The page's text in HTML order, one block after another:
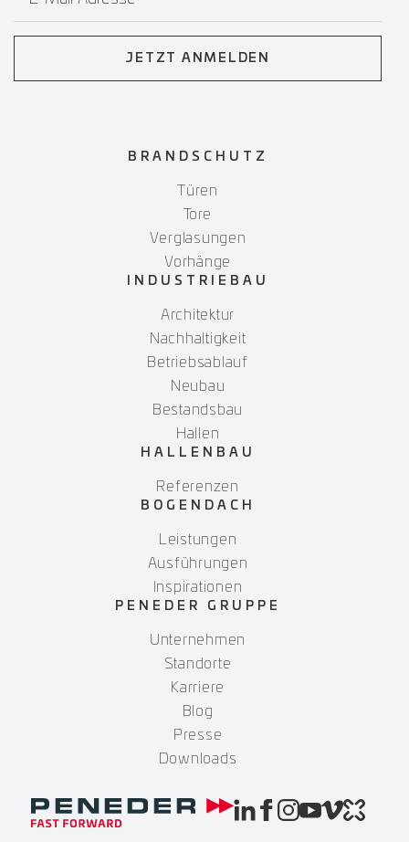
JETZT ANMELDEN
BRANDSCHUTZ
Türen
Tore
Verglasungen
Vorhänge
INDUSTRIEBAU
Architektur
Nachhaltigkeit
Betriebsablauf
Neubau
Bestandsbau
Hallen
HALLENBAU
Referenzen
BOGENDACH
Leistungen
Ausführungen
Inspirationen
PENEDER GRUPPE
Unternehmen
Standorte
Karriere
Blog
Presse
Downloads